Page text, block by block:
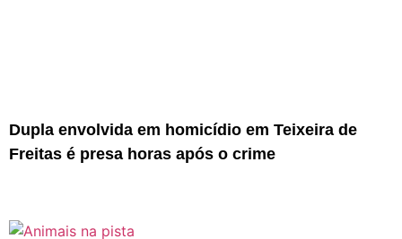
Dupla envolvida em homicídio em Teixeira de
Freitas é presa horas após o crime